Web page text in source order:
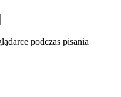
podczas pisania